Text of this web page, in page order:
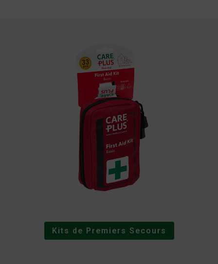
Kits de Premiers Secours